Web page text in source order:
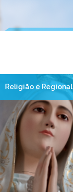
Religião e Regional